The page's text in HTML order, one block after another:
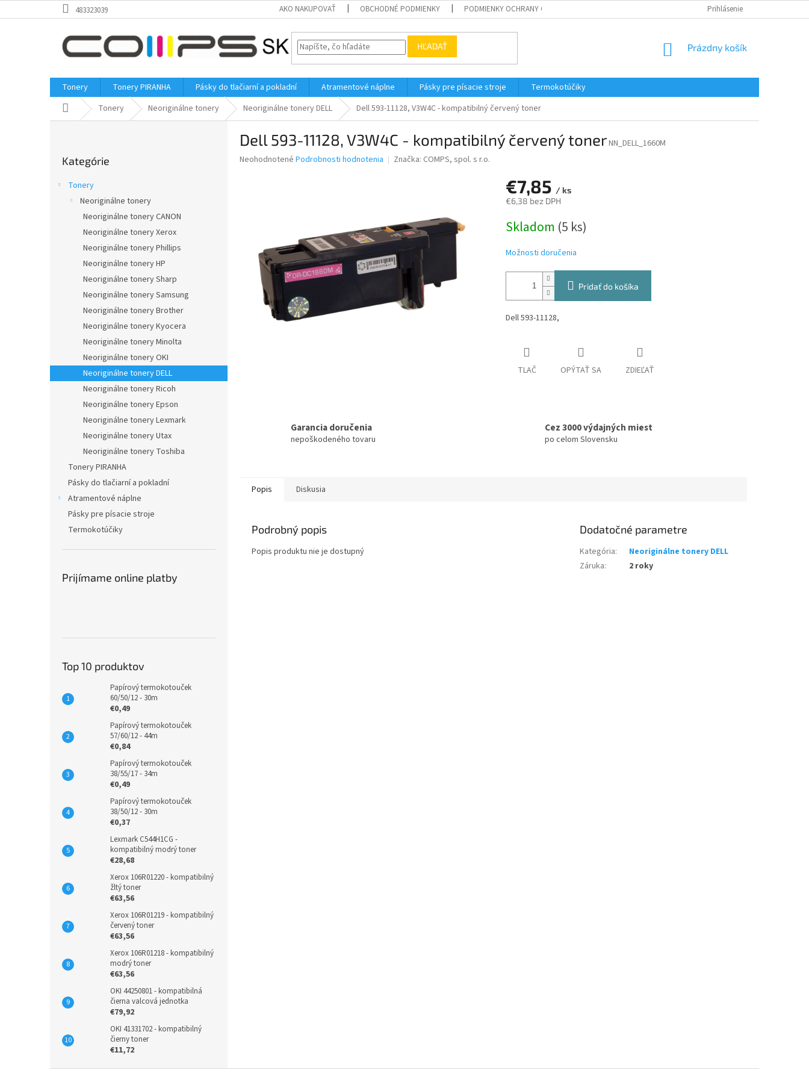
na
483323039 AKO NAKUPOVAŤ OBCHODNÉ PODMIENKY PODMIENKY OCHRANY OSOBNÝCH ÚDAJOV KONTAKTY
Prihlásenie
HĽADAŤ
NÁKUPNÝ
Prázdny košík
Tonery Tonery PIRANHA Pásky do tlačiarní a pokladní Atramentové náplne Pásky pre písacie stroje
Termokotúčiky
Domov Tonery Neoriginálne tonery Neoriginálne tonery DELL Dell 593-11128, V3W4C - kompatibilný červený toner
kategórie
Kategórie
Tonery
Neoriginálne tonery
Neoriginálne tonery CANON
Neoriginálne tonery Xerox
Neoriginálne tonery Phillips
Neoriginálne tonery HP
Neoriginálne tonery Sharp
Neoriginálne tonery Samsung
Neoriginálne tonery Brother
Neoriginálne tonery Kyocera
Neoriginálne tonery Minolta
Neoriginálne tonery OKI
Neoriginálne tonery DELL
Neoriginálne tonery Ricoh
Neoriginálne tonery Epson
Neoriginálne tonery Lexmark
Neoriginálne tonery Utax
Neoriginálne tonery Toshiba
Tonery PIRANHA
Pásky do tlačiarní a pokladní
Atramentové náplne
Pásky pre písacie stroje
Termokotúčiky
Prijímame online platby
Top 10 produktov
Papírový termokotouček
60/50/12 - 30m
€0,49
Papírový termokotouček
57/60/12 - 44m
€0,84
Papírový termokotouček
38/55/17 - 34m
€0,49
Papírový termokotouček
38/50/12 - 30m
€0,37
Lexmark C544H1CG -
kompatibilný modrý toner
€28,68
Xerox 106R01220 - kompatibilný
žltý toner
€63,56
Xerox 106R01219 - kompatibilný
červený toner
€63,56
Xerox 106R01218 - kompatibilný
modrý toner
€63,56
OKI 44250801 - kompatibilná
čierna valcová jednotka
€79,92
OKI 41331702 - kompatibilný
čierny toner
€11,72
Dell 593-11128, V3W4C - kompatibilný červený tonerNN_DELL_1660M
Priemerné
Neohodnotené Podrobnosti hodnotenia Značka: COMPS, spol. s r.o.
€7,85 / ks
€6,38 bez DPH
cena:
Skladom (5 ks)
Možnosti doručenia
Pridať do košíka
Dell 593-11128,
TLAČ OPÝTAŤ SA ZDIEĽAŤ
Garancia doručenia
nepoškodeného tovaru
Cez 3000 výdajných miest
po celom Slovensku
Popis Diskusia
Podrobný popis
Popis produktu nie je dostupný
Dodatočné parametre
Kategória:
Neoriginálne tonery DELL
Záruka: 2 roky